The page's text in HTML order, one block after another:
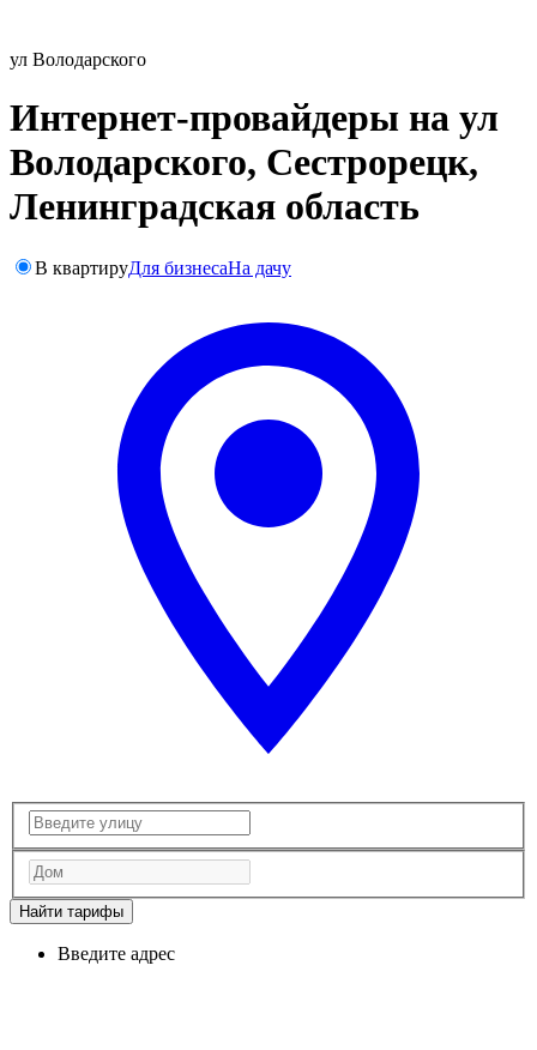
ул Володарского
Интернет-провайдеры на ул
Володарского, Сестрорецк,
Ленинградская область
В квартируДля бизнесаНа дачу
Найти тарифы
Введите адрес